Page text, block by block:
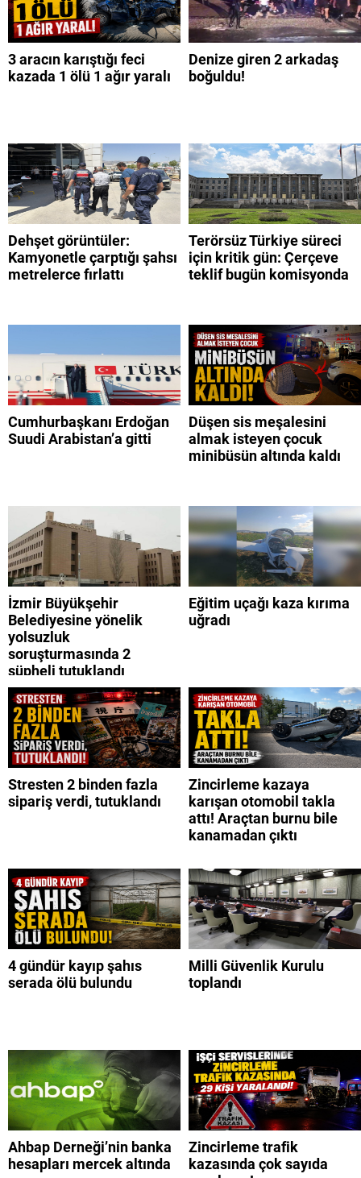
3 aracın karıştığı feci
kazada 1 ölü 1 ağır yaralı
Denize giren 2 arkadaş
boğuldu!
Dehşet görüntüler:
Kamyonetle çarptığı şahsı
metrelerce fırlattı
Terörsüz Türkiye süreci
için kritik gün: Çerçeve
teklif bugün komisyonda
Cumhurbaşkanı Erdoğan
Suudi Arabistan’a gitti
Düşen sis meşalesini
almak isteyen çocuk
minibüsün altında kaldı
İzmir Büyükşehir
Belediyesine yönelik
yolsuzluk
soruşturmasında 2
şüpheli tutuklandı
Eğitim uçağı kaza kırıma
uğradı
Stresten 2 binden fazla
sipariş verdi, tutuklandı
Zincirleme kazaya
karışan otomobil takla
attı! Araçtan burnu bile
kanamadan çıktı
4 gündür kayıp şahıs
serada ölü bulundu
Milli Güvenlik Kurulu
toplandı
Ahbap Derneği’nin banka
hesapları mercek altında
Zincirleme trafik
kazasında çok sayıda